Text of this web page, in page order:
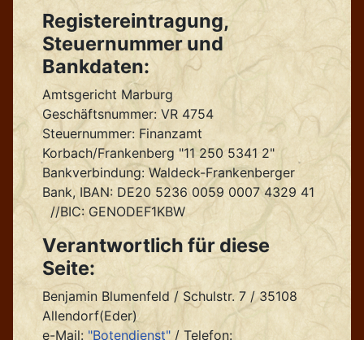
Registereintragung,
Steuernummer und
Bankdaten:
Amtsgericht Marburg
Geschäftsnummer: VR 4754
Steuernummer: Finanzamt
Korbach/Frankenberg "11 250 5341 2"
Bankverbindung: Waldeck-Frankenberger
Bank, IBAN: DE20 5236 0059 0007 4329 41
//BIC: GENODEF1KBW
Verantwortlich für diese
Seite:
Benjamin Blumenfeld / Schulstr. 7 / 35108
Allendorf(Eder)
e-Mail: "Botendienst" / Telefon: